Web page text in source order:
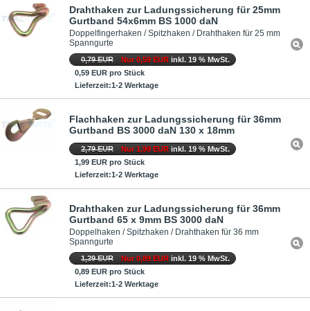
Drahthaken zur Ladungssicherung für 25mm
Gurtband 54x6mm BS 1000 daN
Doppelfingerhaken / Spitzhaken / Drahthaken für 25 mm
Spanngurte
0,79 EUR Nur 0,59 EUR inkl. 19 % MwSt.
0,59 EUR pro Stück
Lieferzeit:1-2 Werktage
Flachhaken zur Ladungssicherung für 36mm
Gurtband BS 3000 daN 130 x 18mm
2,79 EUR Nur 1,99 EUR inkl. 19 % MwSt.
1,99 EUR pro Stück
Lieferzeit:1-2 Werktage
Drahthaken zur Ladungssicherung für 36mm
Gurtband 65 x 9mm BS 3000 daN
Doppelhaken / Spitzhaken / Drahthaken für 36 mm
Spanngurte
1,29 EUR Nur 0,89 EUR inkl. 19 % MwSt.
0,89 EUR pro Stück
Lieferzeit:1-2 Werktage